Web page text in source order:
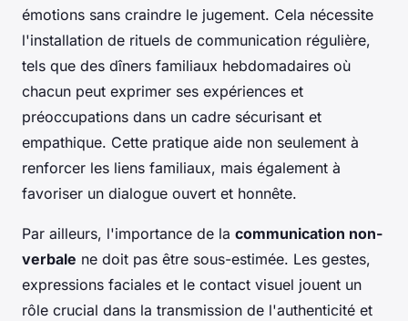
émotions sans craindre le jugement. Cela nécessite
l'installation de rituels de communication régulière,
tels que des dîners familiaux hebdomadaires où
chacun peut exprimer ses expériences et
préoccupations dans un cadre sécurisant et
empathique. Cette pratique aide non seulement à
renforcer les liens familiaux, mais également à
favoriser un dialogue ouvert et honnête.
Par ailleurs, l'importance de la communication non-
verbale ne doit pas être sous-estimée. Les gestes,
expressions faciales et le contact visuel jouent un
rôle crucial dans la transmission de l'authenticité et